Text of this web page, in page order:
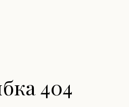
404